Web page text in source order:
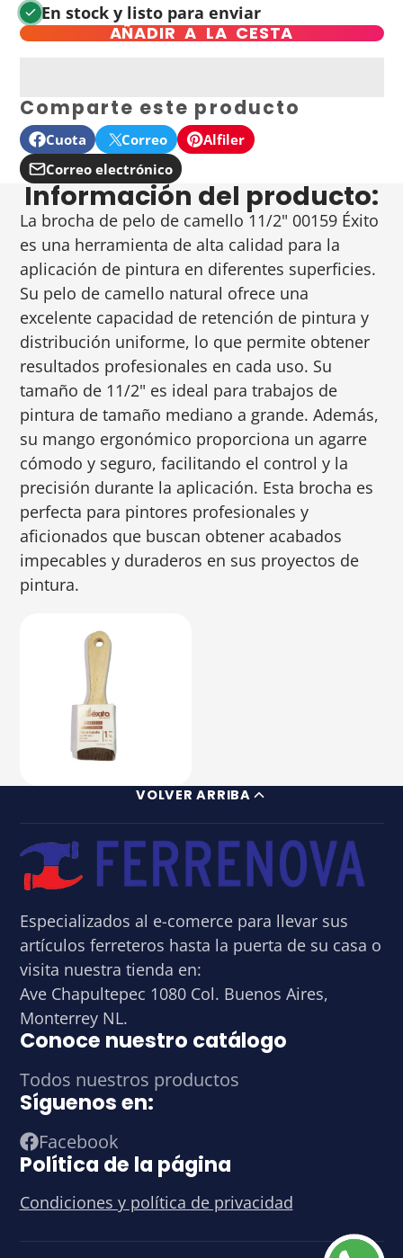
En stock y listo para enviar
AÑADIR A LA CESTA
Comparte este producto
Cuota
Compartir
en
Facebook
Se
abre
en
una
nueva
ventana.
Correo
Publicar
en
X
Se
abre
en
una
nueva
ventana.
Alfiler
Pin
Pinterest
Se
en
una
nueva
ventana.
Correo electrónico
Compartir
por
correo
electrónico
Información del producto:
La brocha de pelo de camello 11/2" 00159 Éxito
es una herramienta de alta calidad para la
aplicación de pintura en diferentes superficies.
Su pelo de camello natural ofrece una
excelente capacidad de retención de pintura y
distribución uniforme, lo que permite obtener
resultados profesionales en cada uso. Su
tamaño de 11/2" es ideal para trabajos de
pintura de tamaño mediano a grande. Además,
su mango ergonómico proporciona un agarre
cómodo y seguro, facilitando el control y la
precisión durante la aplicación. Esta brocha es
perfecta para pintores profesionales y
aficionados que buscan obtener acabados
impecables y duraderos en sus proyectos de
pintura.
VOLVER ARRIBA
Especializados al e-comerce para llevar sus
artículos ferreteros hasta la puerta de su casa o
visita nuestra tienda en:
Ave Chapultepec 1080 Col. Buenos Aires,
Monterrey NL.
Conoce nuestro catálogo
Todos nuestros productos
Síguenos en:
Facebook
Política de la página
Condiciones y política de privacidad